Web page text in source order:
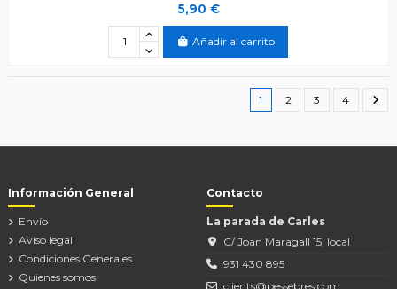
5,90 €
Añadir al carrito
1 2 3 4
Información General
Envío
Aviso legal
Condiciones Generales
Quienes somos
Contacto
La parada de Carles
C/ Joan Maragall 15, local
931 430 895
clients@pessebres.com